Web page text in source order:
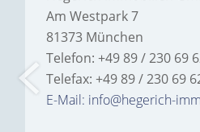
Am Westpark 7
81373 München
Telefon: +49 89 / 230 69
Telefax: +49 89 / 230 69
E-Mail: info@hegerich-